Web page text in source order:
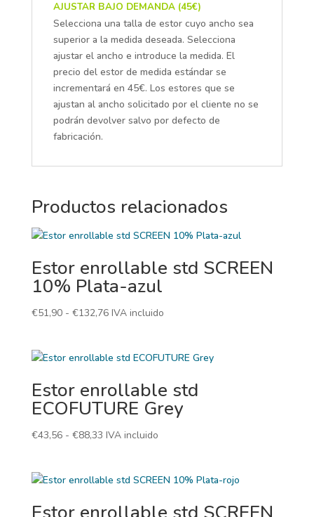
AJUSTAR BAJO DEMANDA (45€)
Selecciona una talla de estor cuyo ancho sea
superior a la medida deseada. Selecciona
ajustar el ancho e introduce la medida. El
precio del estor de medida estándar se
incrementará en 45€. Los estores que se
ajustan al ancho solicitado por el cliente no se
podrán devolver salvo por defecto de
fabricación.
Productos relacionados
Estor enrollable std SCREEN
10% Plata-azul
€51,90 - €132,76Rango
desde
hasta
€132,76
IVA incluido
Estor enrollable std
ECOFUTURE Grey
€43,56 - €88,33Rango
desde
IVA incluido